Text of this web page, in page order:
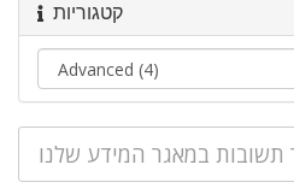
קטגוריות